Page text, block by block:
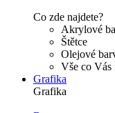
Co zde najdete?
Akrylové
Štětce
Olejové
Vše co Vás
Grafika
Grafika